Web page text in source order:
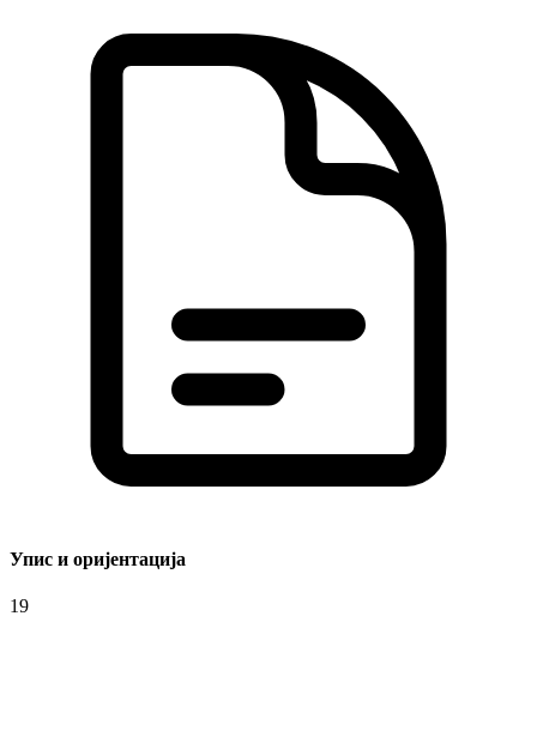
Упис и оријентација
19